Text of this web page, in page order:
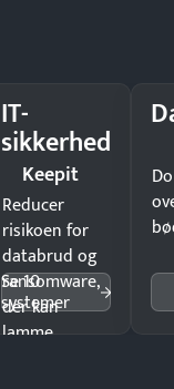
IT-
sikkerhed
Keepit
Reducer
risikoen for
databrud og
ransomware,
der kan
lamme
Se 10
systemer